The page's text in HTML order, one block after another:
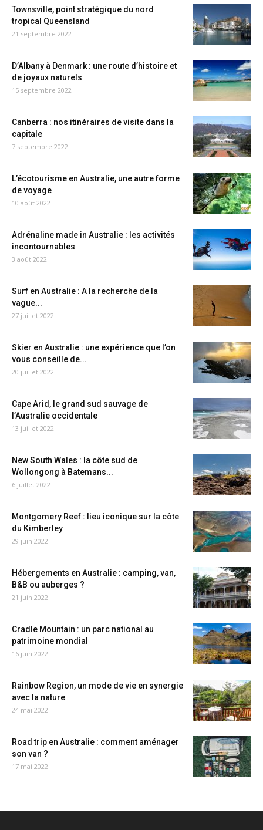
Townsville, point stratégique du nord
tropical Queensland
21 septembre 2022
D’Albany à Denmark : une route d’histoire et
de joyaux naturels
15 septembre 2022
Canberra : nos itinéraires de visite dans la
capitale
7 septembre 2022
L’écotourisme en Australie, une autre forme
de voyage
10 août 2022
Adrénaline made in Australie : les activités
incontournables
3 août 2022
Surf en Australie : A la recherche de la
vague...
27 juillet 2022
Skier en Australie : une expérience que l’on
vous conseille de...
20 juillet 2022
Cape Arid, le grand sud sauvage de
l’Australie occidentale
13 juillet 2022
New South Wales : la côte sud de
Wollongong à Batemans...
6 juillet 2022
Montgomery Reef : lieu iconique sur la côte
du Kimberley
29 juin 2022
Hébergements en Australie : camping, van,
B&B ou auberges ?
21 juin 2022
Cradle Mountain : un parc national au
patrimoine mondial
16 juin 2022
Rainbow Region, un mode de vie en synergie
avec la nature
24 mai 2022
Road trip en Australie : comment aménager
son van ?
17 mai 2022